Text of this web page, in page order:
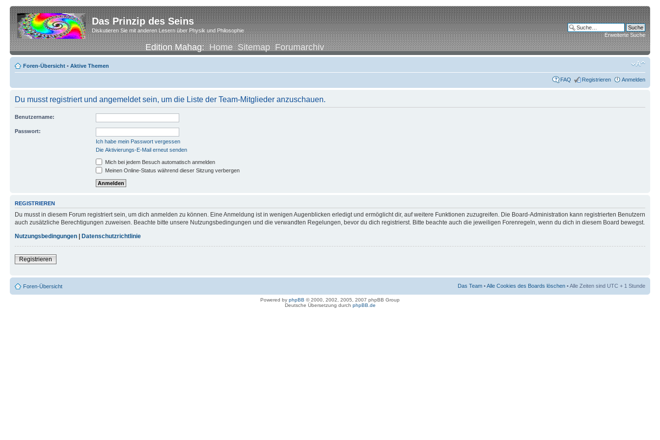
Das Prinzip des Seins
Diskutieren Sie mit anderen Lesern über Physik und Philosophie
Edition Mahag:Home Sitemap Forumarchiv
Erweiterte Suche
Foren-Übersicht • Aktive Themen
FAQ Registrieren Anmelden
Du musst registriert und angemeldet sein, um die Liste der Team-Mitglieder anzuschauen.
Benutzername:
Passwort:
Ich habe mein Passwort vergessen
Die Aktivierungs-E-Mail erneut senden
Mich bei jedem Besuch automatisch anmelden
Meinen Online-Status während dieser Sitzung verbergen
REGISTRIEREN
Du musst in diesem Forum registriert sein, um dich anmelden zu können. Eine Anmeldung ist in wenigen Augenblicken erledigt und ermöglicht dir, auf weitere Funktionen zuzugreifen. Die Board-Administration kann registrierten Benutzern
auch zusätzliche Berechtigungen zuweisen. Beachte bitte unsere Nutzungsbedingungen und die verwandten Regelungen, bevor du dich registrierst. Bitte beachte auch die jeweiligen Forenregeln, wenn du dich in diesem Board bewegst.
Nutzungsbedingungen
Datenschutzrichtlinie
Registrieren
Foren-Übersicht Das Team •Alle Cookies des Boards löschen • Alle Zeiten sind UTC + 1 Stunde
Powered by phpBB © 2000, 2002, 2005, 2007 phpBB Group
Deutsche Übersetzung durch phpBB.de